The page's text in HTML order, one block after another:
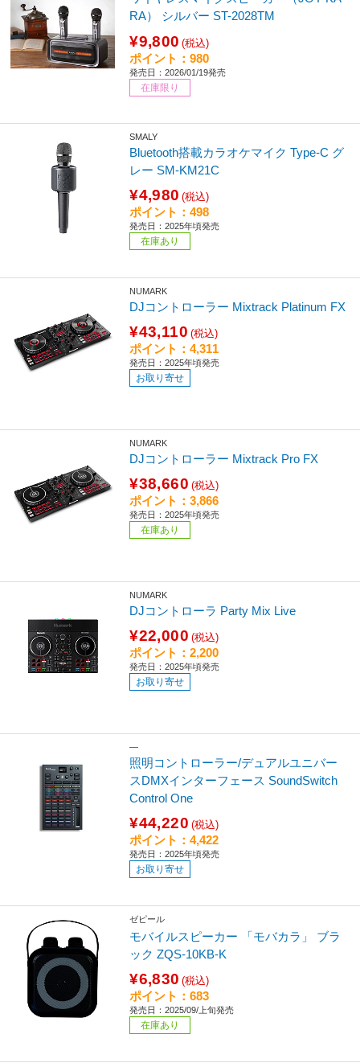
RA） シルバー ST-2028TM
¥9,800 (税込)
ポイント：980
発売日：2026/01/19発売
在庫限り
SMALY
Bluetooth搭載カラオケマイク Type-C グ
レー SM-KM21C
¥4,980 (税込)
ポイント：498
発売日：2025年頃発売
在庫あり
NUMARK
DJコントローラー Mixtrack Platinum FX
¥43,110 (税込)
ポイント：4,311
発売日：2025年頃発売
お取り寄せ
NUMARK
DJコントローラー Mixtrack Pro FX
¥38,660 (税込)
ポイント：3,866
発売日：2025年頃発売
在庫あり
NUMARK
DJコントローラ Party Mix Live
¥22,000 (税込)
ポイント：2,200
発売日：2025年頃発売
お取り寄せ
―
照明コントローラー/デュアルユニバー
スDMXインターフェース SoundSwitch
Control One
¥44,220 (税込)
ポイント：4,422
発売日：2025年頃発売
お取り寄せ
ゼピール
モバイルスピーカー 「モバカラ」 ブラ
ック ZQS-10KB-K
¥6,830 (税込)
ポイント：683
発売日：2025/09/上旬発売
在庫あり